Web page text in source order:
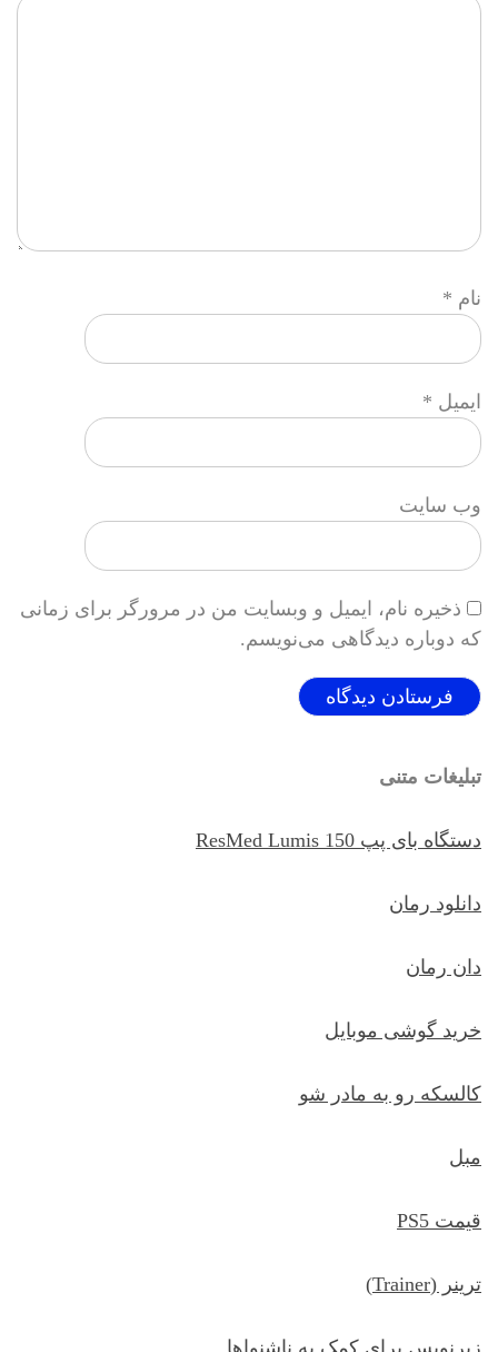
نام *
ایمیل *
وب‌ سایت
ذخیره نام، ایمیل و وبسایت من در مرورگر برای زمانی
که دوباره دیدگاهی می‌نویسم.
تبلیغات متنی
دستگاه بای پپ ResMed Lumis 150
دانلود رمان
دان رمان
خرید گوشی موبایل
کالسکه رو به مادر شو
مبل
قیمت PS5
ترينر (Trainer)
زيرنويس براي کمک به ناشنواها